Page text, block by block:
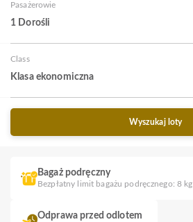
Pasażerowie
1 Dorośli
Class
Klasa ekonomiczna
Wyszukaj loty
Bagaż podręczny
Bezpłatny limit bagażu podręcznego: 8 kg
Odprawa przed odlotem